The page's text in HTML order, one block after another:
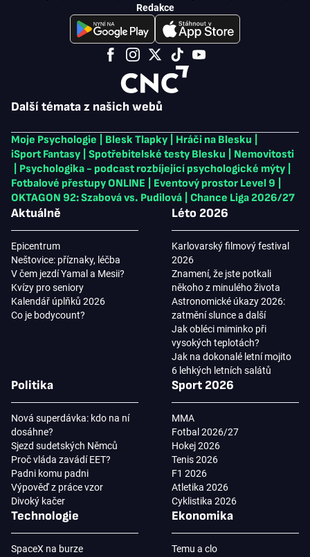
Další témata z našich webů
Moje Psychologie Blesk Tlapky Hráči na Blesku
iSport Fantasy
Spotřebitelské testy Blesku
Nemovitosti
Psychologika - podcast rozbíjející psychologické mýty
Fotbalové přestupy ONLINE
Eventový prostor Level 9
OKTAGON 92: Szabová vs. Pudilová
Chance Liga 2026/27
Aktuálně
Epicentrum
Neštovice: příznaky, léčba
V čem jezdí Yamal a Mesii?
Kvízy pro seniory
Kalendář úplňků 2026
Co je bodycount?
Léto 2026
Karlovarský filmový festival
2026
Znamení, že jste potkali
někoho z minulého života
Astronomické úkazy 2026:
zatmění slunce a další
Jak obléci miminko při
vysokých teplotách?
Jak na dokonalé letní mojito
6 lehkých letních salátů
Politika
Nová superdávka: kdo na ní
dosáhne?
Sjezd sudetských Němců
Proč vláda zavádí EET?
Padni komu padni
Výpověď z práce vzor
Divoký kačer
Sport 2026
MMA
Fotbal 2026/27
Hokej 2026
Tenis 2026
F1 2026
Atletika 2026
Cyklistika 2026
Technologie
SpaceX na burze
Ekonomika
Temu a clo
Redakce